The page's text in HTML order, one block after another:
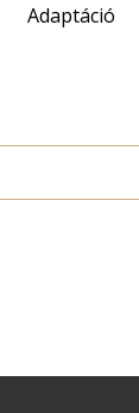
Adaptáció